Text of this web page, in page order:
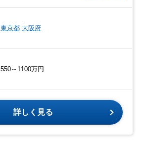
東京都 大阪府
550～1100万円
詳しく見る